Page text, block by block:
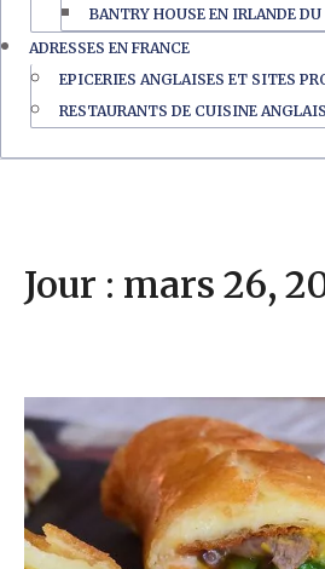
BANTRY HOUSE EN IRLANDE DU
ADRESSES EN FRANCE
EPICERIES ANGLAISES ET SITES
RESTAURANTS DE CUISINE
Jour : mars 26,